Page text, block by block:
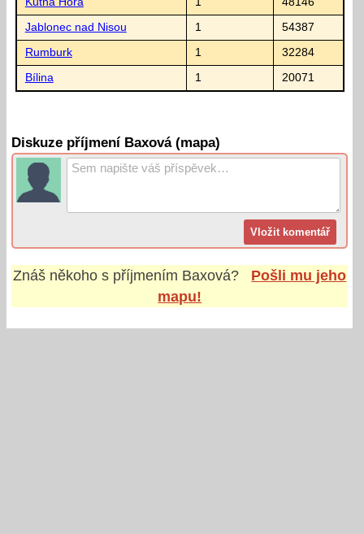
Jablonec nad Nisou 1 54387
Rumburk 1 32284
Bílina 1 20071
Diskuze příjmení Baxová (mapa)
Znáš někoho s příjmením Baxová?
Pošli mu jeho
mapu!